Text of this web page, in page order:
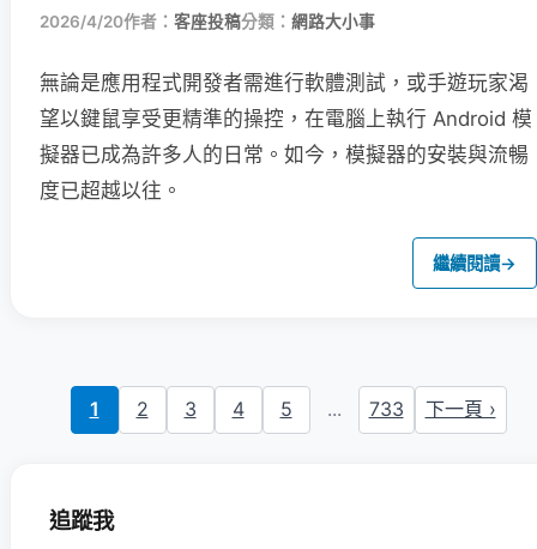
2026/4/20作者： 客座投稿分類： 網路大小事
無論是應用程式開發者需進行軟體測試，或手遊玩家渴
望以鍵鼠享受更精準的操控，在電腦上執行 Android 模
擬器已成為許多人的日常。如今，模擬器的安裝與流暢
度已超越以往。
繼續閱讀→
1 2 3 4 5 ... 733 下一頁 ›
追蹤我